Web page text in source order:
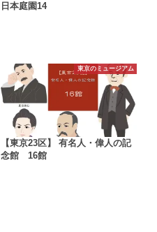
日本庭園14
東京のミュージアム
【東京23区】 有名人・偉人の記
念館 16館